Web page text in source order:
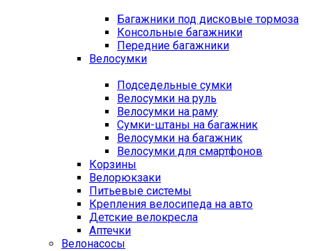
Багажники под дисковые тормоза
Консольные багажники
Передние багажники
Велосумки
Подседельные сумки
Велосумки на руль
Велосумки на раму
Сумки-штаны на багажник
Велосумки на багажник
Велосумки для смартфонов
Корзины
Велорюкзаки
Питьевые системы
Крепления велосипеда на авто
Детские велокресла
Аптечки
Велонасосы